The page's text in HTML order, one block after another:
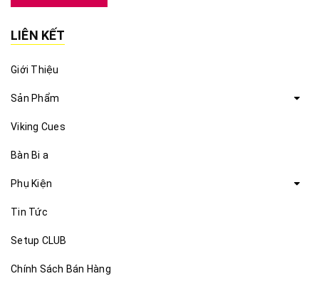
LIÊN KẾT
Giới Thiệu
Sản Phẩm
Viking Cues
Bàn Bi a
Phụ Kiện
Tin Tức
Setup CLUB
Chính Sách Bán Hàng